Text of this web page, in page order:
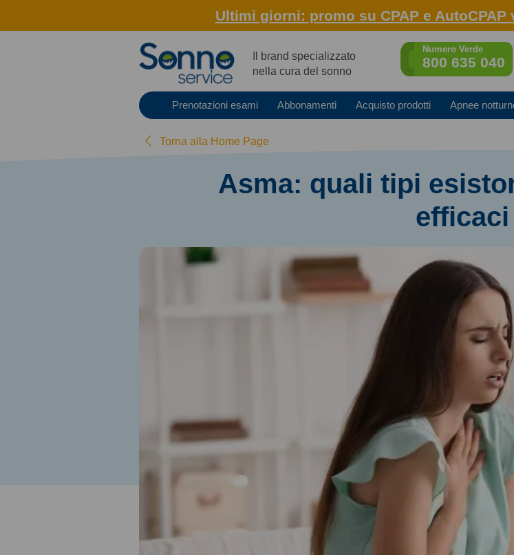
Ultimi giorni: promo su CPAP e
Il brand specializzato
nella cura del sonno
Numero Verde
800 635 040
Prenotazioni esami Abbonamenti Acquisto prodotti Apnee
Torna alla Home Page
Asma: quali tipi
efficaci